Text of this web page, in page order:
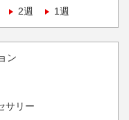
2週 1週
ン
サリー